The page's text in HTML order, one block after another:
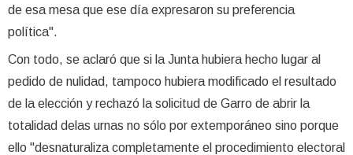
de esa mesa que ese día expresaron su preferencia
política".
Con todo, se aclaró que si la Junta hubiera hecho lugar al
pedido de nulidad, tampoco hubiera modificado el resultado
de la elección y rechazó la solicitud de Garro de abrir la
totalidad delas urnas no sólo por extemporáneo sino porque
ello "desnaturaliza completamente el procedimiento electoral